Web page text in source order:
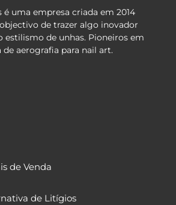
é uma empresa criada em 2014
de trazer algo inovador
estilismo de unhas. Pioneiros em
aerografia para nail art.
de Venda
de Litígios